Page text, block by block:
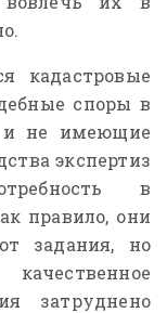
кадастровые
споры в
и не имеющие
экспертиз
в
правило, они
задания, но
затруднено